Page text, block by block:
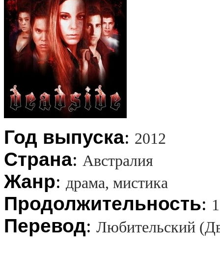
Год выпуска: 2012
Страна: Австралия
Жанр: драма, мистика
Продолжительность:
Перевод: Любительский